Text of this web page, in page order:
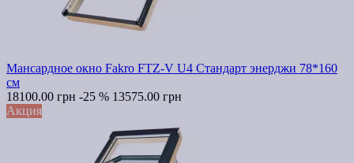
Мансардное окно Fakro FTZ-V U4 Стандарт энерджи 78*160
см
18100.00 грн -25 % 13575.00 грн
Акция